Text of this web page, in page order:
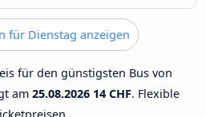
für Dienstag anzeigen
für den günstigsten Bus von
am 25.08.2026 14 CHF. Flexible